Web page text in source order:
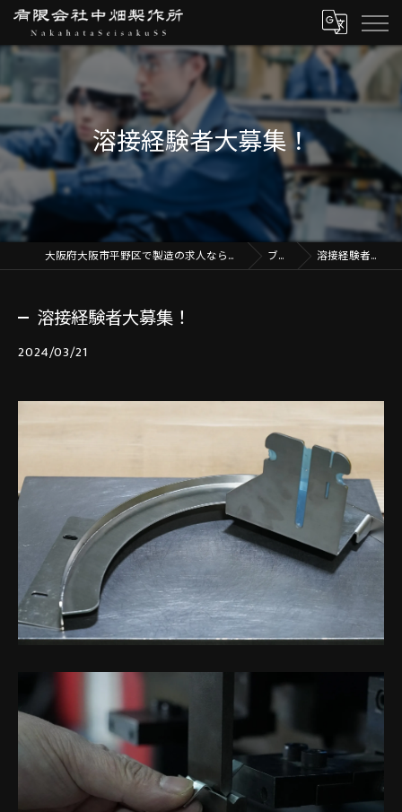
溶接経験者大募集！
大阪府大阪市平野区で製造の求人なら有限会社中畑製作所 ブログ 溶接経験者大募集！
溶接経験者大募集！
2024/03/21